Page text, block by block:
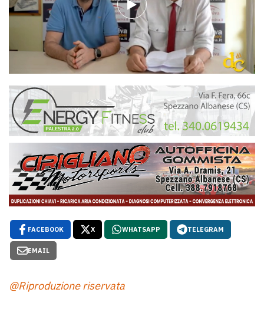
FACEBOOK X WHATSAPP TELEGRAM
EMAIL
@Riproduzione riservata